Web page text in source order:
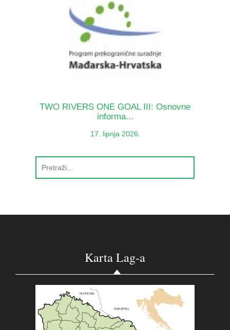
TWO RIVERS ONE GOAL III: Osnovne
informa...
17. lipnja 2026.
Karta Lag-a